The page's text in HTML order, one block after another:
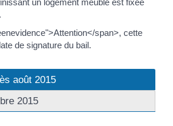
span>, cette
de signature du bail.
août 2015
2015